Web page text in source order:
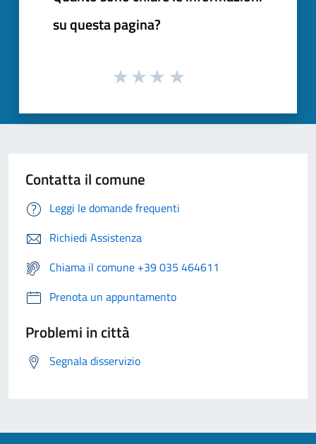
su questa pagina?
Contatta il comune
Leggi le domande frequenti
Richiedi Assistenza
Chiama il comune +39 035 464611
Prenota un appuntamento
Problemi in città
Segnala disservizio